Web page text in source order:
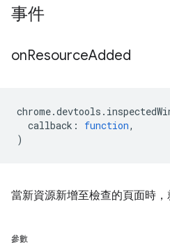
事件
onResourceAdded
chrome.devtools .
callback : function,
)
當新資源新增至檢查的頁面時，
參數